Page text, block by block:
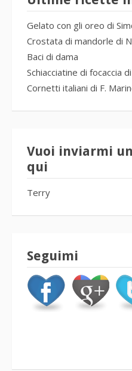
Gelato con gli oreo di
Crostata di mandorle di
Baci di dama
Schiacciatine di focaccia
Cornetti italiani di F.
Vuoi inviarmi
qui
Terry
Seguimi